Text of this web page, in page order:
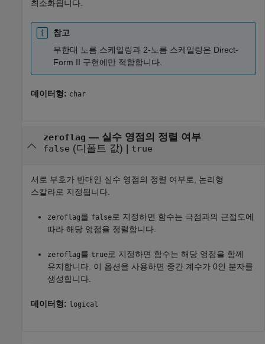
최소화됩니다.
참고
무한대 노름 스케일링과 2-노름 스케일링은 Direct-
Form II 구현에만 적합합니다.
데이터형: char
zeroflag — 실수 영점의 정렬 여부
false (디폴트 값) | true
서로 부호가 반대인 실수 영점의 정렬 여부로, 논리형
스칼라로 지정됩니다.
zeroflag를 false로 지정하면 함수는 극점과의 근접도에
따라 해당 영점을 정렬합니다.
zeroflag를 true로 지정하면 함수는 해당 영점을 함께
유지합니다. 이 옵션을 사용하면 중간 계수가 0인 분자를
생성합니다.
데이터형: logical